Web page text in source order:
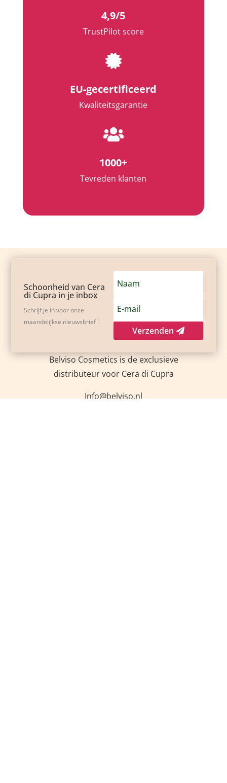
4,9/5
TrustPilot score

EU-gecertificeerd
Kwaliteitsgarantie

1000+
Tevreden klanten
Schoonheid van Cera
di Cupra in je inbox
Schrijf je in voor onze
maandelijkse nieuwsbrief !
Verzenden
Belviso Cosmetics is de exclusieve
distributeur voor Cera di Cupra
Info@belviso.nl